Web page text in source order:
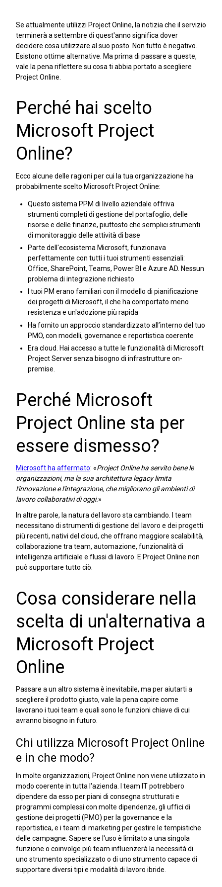
Se attualmente utilizzi Project Online, la notizia che il servizio
terminerà a settembre di quest'anno significa dover
decidere cosa utilizzare al suo posto. Non tutto è negativo.
Esistono ottime alternative. Ma prima di passare a queste,
vale la pena riflettere su cosa ti abbia portato a scegliere
Project Online.
Perché hai scelto
Microsoft Project
Online?
Ecco alcune delle ragioni per cui la tua organizzazione ha
probabilmente scelto Microsoft Project Online:
Questo sistema PPM di livello aziendale offriva
strumenti completi di gestione del portafoglio, delle
risorse e delle finanze, piuttosto che semplici strumenti
di monitoraggio delle attività di base
Parte dell'ecosistema Microsoft, funzionava
perfettamente con tutti i tuoi strumenti essenziali:
Office, SharePoint, Teams, Power BI e Azure AD. Nessun
problema di integrazione richiesto
I tuoi PM erano familiari con il modello di pianificazione
dei progetti di Microsoft, il che ha comportato meno
resistenza e un'adozione più rapida
Ha fornito un approccio standardizzato all’interno del tuo
PMO, con modelli, governance e reportistica coerente
Era cloud. Hai accesso a tutte le funzionalità di Microsoft
Project Server senza bisogno di infrastrutture on-
premise.
Perché Microsoft
Project Online sta per
essere dismesso?
Microsoft ha affermato: «Project Online ha servito bene le
organizzazioni, ma la sua architettura legacy limita
l'innovazione e l'integrazione, che migliorano gli ambienti di
lavoro collaborativi di oggi.»
In altre parole, la natura del lavoro sta cambiando. I team
necessitano di strumenti di gestione del lavoro e dei progetti
più recenti, nativi del cloud, che offrano maggiore scalabilità,
collaborazione tra team, automazione, funzionalità di
intelligenza artificiale e flussi di lavoro. E Project Online non
può supportare tutto ciò.
Cosa considerare nella
scelta di un'alternativa a
Microsoft Project
Online
Passare a un altro sistema è inevitabile, ma per aiutarti a
scegliere il prodotto giusto, vale la pena capire come
lavorano i tuoi team e quali sono le funzioni chiave di cui
avranno bisogno in futuro.
Chi utilizza Microsoft Project Online
e in che modo?
In molte organizzazioni, Project Online non viene utilizzato in
modo coerente in tutta l'azienda. I team IT potrebbero
dipendere da esso per piani di consegna strutturati e
programmi complessi con molte dipendenze, gli uffici di
gestione dei progetti (PMO) per la governance e la
reportistica, e i team di marketing per gestire le tempistiche
delle campagne. Sapere se l'uso è limitato a una singola
funzione o coinvolge più team influenzerà la necessità di
uno strumento specializzato o di uno strumento capace di
supportare diversi tipi e modalità di lavoro ibride.